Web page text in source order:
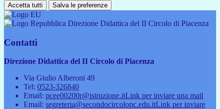
Accetta tutti Salva le preferenze
Direzione Didattica del II Circolo di Piacenza
Contatti
Direzione Didattica del II Circolo di Piacenza
Via Giulio Alberoni 49
Tel: 0523-326840
Email: pcee00200r@istruzione.itLink per inviare una mail
Email: segreteria@secondocircolopc.edu.itLink per inviare